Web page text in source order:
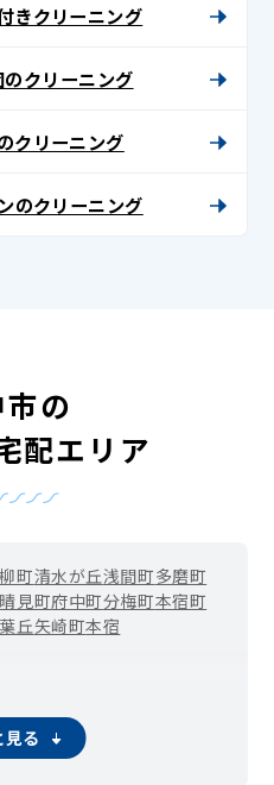
きクリーニング
のクリーニング
クリーニング
のクリーニング
の
配エリア
町清水が丘浅間町多磨町
晴見町府中町分梅町本宿町
丘矢崎町本宿
見る